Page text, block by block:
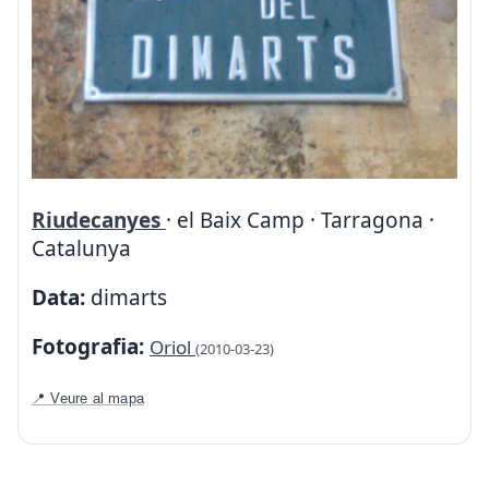
Riudecanyes · el Baix Camp · Tarragona ·
Catalunya
Data: dimarts
Fotografia: Oriol (2010-03-23)
📍 Veure al mapa